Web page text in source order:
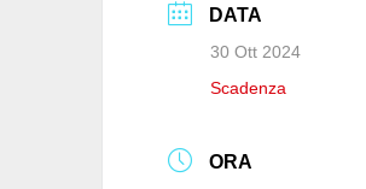
DATA
30 Ott 2024
Scadenza
ORA